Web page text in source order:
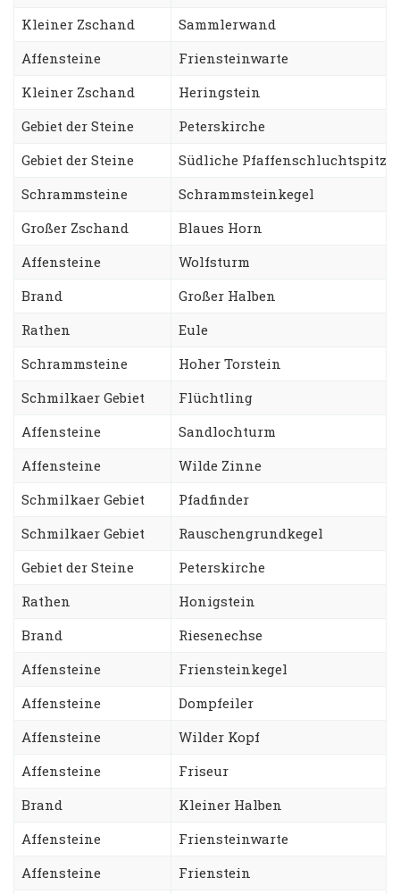
Kleiner Zschand
Sammlerwand
Affensteine
Friensteinwarte
Kleiner Zschand
Heringstein
Gebiet der Steine
Peterskirche
Gebiet der Steine
Südliche Pfaffenschluchtspitze
Schrammsteine
Schrammsteinkegel
Großer Zschand
Blaues Horn
Affensteine
Wolfsturm
Brand
Großer Halben
Rathen
Eule
Schrammsteine
Hoher Torstein
Schmilkaer Gebiet
Flüchtling
Affensteine
Sandlochturm
Affensteine
Wilde Zinne
Schmilkaer Gebiet
Pfadfinder
Schmilkaer Gebiet
Rauschengrundkegel
Gebiet der Steine
Peterskirche
Rathen
Honigstein
Brand
Riesenechse
Affensteine
Friensteinkegel
Affensteine
Dompfeiler
Affensteine
Wilder Kopf
Affensteine
Friseur
Brand
Kleiner Halben
Affensteine
Friensteinwarte
Affensteine
Frienstein